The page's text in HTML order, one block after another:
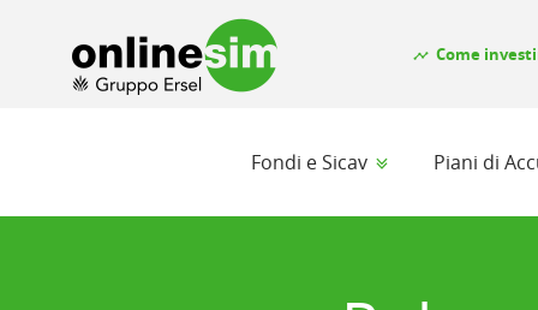
timeline Come
Fondi e Sicav Piani di